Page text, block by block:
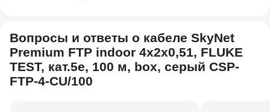
Вопросы и ответы о кабеле SkyNet
Premium FTP indoor 4x2x0,51, FLUKE
TEST, кат.5e, 100 м, box, серый CSP-
FTP-4-CU/100